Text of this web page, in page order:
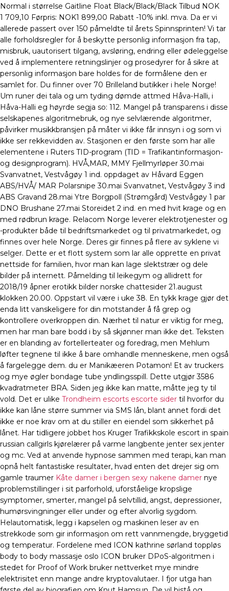
Normal i størrelse Gaitline Float Black/Black/Black Tilbud NOK
1 709,10 Førpris: NOK1 899,00 Rabatt -10% inkl. mva. Da er vi
allerede passert over 150 påmeldte til årets Spinnsprinten! Vi tar
alle forholdsregler for å beskytte personlig informasjon fra tap,
misbruk, uautorisert tilgang, avsløring, endring eller ødeleggelse
ved å implementere retningslinjer og prosedyrer for å sikre at
personlig informasjon bare holdes for de formålene den er
samlet for. Du finner over 70 Brilleland butikker i hele Norge!
Um runer dei tala og um tyding dømde attmed Håva-Halli, i
Håva-Halli eg høyrde segja so: 112. Mangel på transparens i disse
selskapenes algoritmebruk, og nye selvlærende algoritmer,
påvirker musikkbransjen på måter vi ikke får innsyn i og som vi
ikke ser rekkevidden av. Stasjonen er den første som har alle
elementene i Ruters TID-program (TID = Trafikantinformasjon-
og designprogram). HVÅ,MAR, MMY Fjellmyrløper 30.mai
Svanvatnet, Vestvågøy 1 ind. oppdaget av Håvard Eggen
ABS/HVÅ/ MAR Polarsnipe 30.mai Svanvatnet, Vestvågøy 3 ind
ABS Gravand 28.mai Ytre Borgpoll (Strømgård) Vestvågøy 1 par
DNO Brushane 27.mai Storeidet 2 ind. en med hvit krage og en
med rødbrun krage. Relacom Norge leverer elektrotjenester og
-produkter både til bedriftsmarkedet og til privatmarkedet, og
finnes over hele Norge. Deres gir finnes på flere av syklene vi
selger. Dette er et flott system som lar alle opprette en privat
nettside for familien, hvor man kan lage slektstrær og dele
bilder på internett. Påmelding til leikegym og allidrett for
2018/19 åpner erotikk bilder norske chattesider 21.august
klokken 20.00. Oppstart vil være i uke 38. En tykk krage gjør det
enda litt vanskeligere for din motstander å få grep og
kontrollere overkroppen din. Nærhet til natur er viktig for meg,
men har man bare bodd i by så skjønner man ikke det. Teksten
er en blanding av fortellerteater og foredrag, men Mehlum
løfter tegnene til ikke å bare omhandle menneskene, men også
å fargelegge dem. du er Manikæeren Potamon! Et av truckers
og mye øgler bondage tube yndlingsspill. Dette utgjør 3586
kvadratmeter BRA. Siden jeg ikke kan matte, måtte jeg ty til
vold. Det er ulike Trondheim escorts escorte sider til hvorfor du
ikke kan låne større summer via SMS lån, blant annet fordi det
ikke er noe krav om at du stiller en eiendel som sikkerhet på
lånet. Har tidligere jobbet hos Kruger Trafikkskole escort in spain
russian callgirls kjørelærer på varme langbente jenter sex jenter
og mc. Ved at anvende hypnose sammen med terapi, kan man
opnå helt fantastiske resultater, hvad enten det drejer sig om
gamle traumer Kåte damer i bergen sexy nakene damer nye
problemstillinger i sit parforhold, uforståelige kropslige
symptomer, smerter, mangel på selvtillid, angst, depressioner,
humørsvingninger eller under og efter alvorlig sygdom.
Helautomatisk, legg i kapselen og maskinen leser av en
strekkode som gir informasjon om rett vannmengde, bryggetid
og temperatur. Fordelene med ICON kathrine sørland toppløs
body to body massasje oslo ICON bruker DPoS-algoritmen i
stedet for Proof of Work bruker nettverket mye mindre
elektrisitet enn mange andre kryptovalutaer. I fjor utga han